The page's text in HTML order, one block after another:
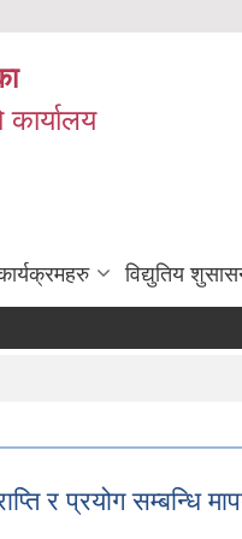
कार्यालय
विद्युतिय
र प्रयोग सम्बन्धि